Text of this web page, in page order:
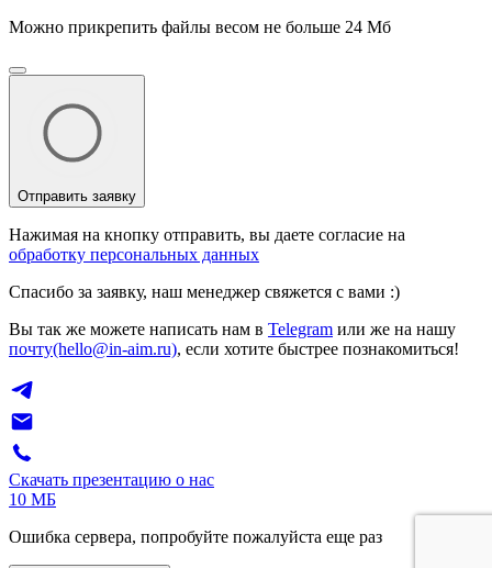
Можно прикрепить файлы весом не больше 24 Мб
Отправить заявку
Нажимая на кнопку отправить, вы даете согласие на
обработку персональных данных
Спасибо за заявку, наш менеджер свяжется с вами :)
Вы так же можете написать нам в Telegram или же на нашу
почту(hello@in-aim.ru), если хотите быстрее познакомиться!
Скачать презентацию о нас
10 МБ
Ошибка сервера, попробуйте пожалуйста еще раз